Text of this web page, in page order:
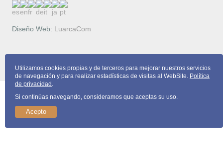
Diseño Web: LuarcaCom
Utilizamos cookies propias y de terceros para mejorar nuestros servicios
de navegación y para realizar estadísticas de visitas al WebSite. Política
de privacidad .
Si continúas navegando, consideramos que aceptas su uso.
Acepto